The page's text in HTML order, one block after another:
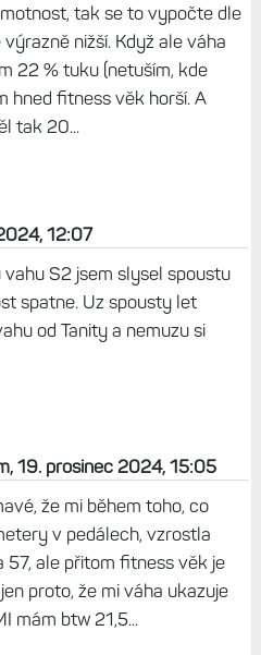
to jsou pouze odhady
Jediny metriky, ktery
skutecnych zdravotnich
tak se to vypočte dle
nižší. Když ale váha
22 % tuku (netuším, kde
hned fitness věk horší. A
tak 20...
12:07
vahu S2 jsem slysel spoustu
spatne. Uz spousty let
od Tanity a nemuzu si